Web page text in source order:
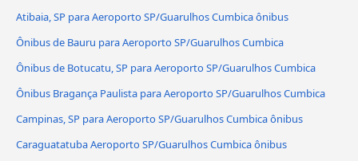
Atibaia, SP para Aeroporto SP/Guarulhos Cumbica ônibus
Ônibus de Bauru para Aeroporto SP/Guarulhos Cumbica
Ônibus de Botucatu, SP para Aeroporto SP/Guarulhos Cumbica
Ônibus Bragança Paulista para Aeroporto SP/Guarulhos Cumbica
Campinas, SP para Aeroporto SP/Guarulhos Cumbica ônibus
Caraguatatuba Aeroporto SP/Guarulhos Cumbica ônibus